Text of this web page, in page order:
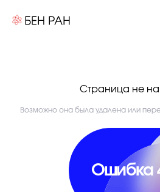
Страница не
Возможно она была удалена или
Ошибка